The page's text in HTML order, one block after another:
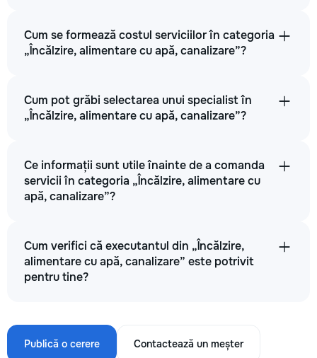
Cum se formează costul serviciilor în categoria
„Încălzire, alimentare cu apă, canalizare”?
Cum pot grăbi selectarea unui specialist în
„Încălzire, alimentare cu apă, canalizare”?
Ce informații sunt utile înainte de a comanda
servicii în categoria „Încălzire, alimentare cu
apă, canalizare”?
Cum verifici că executantul din „Încălzire,
alimentare cu apă, canalizare” este potrivit
pentru tine?
Publică o cerere Contactează un meșter